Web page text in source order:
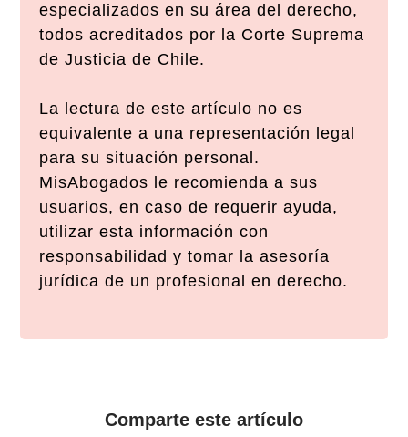
especializados en su área del derecho,
todos acreditados por la Corte Suprema
de Justicia de Chile.
La lectura de este artículo no es
equivalente a una representación legal
para su situación personal.
MisAbogados le recomienda a sus
usuarios, en caso de requerir ayuda,
utilizar esta información con
responsabilidad y tomar la asesoría
jurídica de un profesional en derecho.
Comparte este artículo